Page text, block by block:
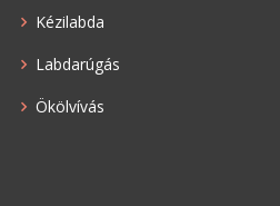
Kézilabda
Labdarúgás
Ökölvívás